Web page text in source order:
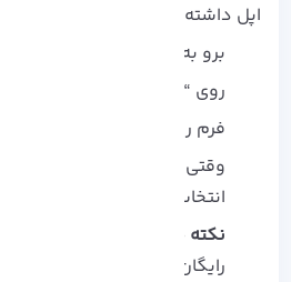
اپل داشته باشی.
برو به سایت
روی “Create Your Apple ID” کلیک کن.
فرم رو پر کن: اسم، ایمیل،
انتخاب کن تا پولی ازت کم نشه.
نکته مهم:
رایگان باشه و بعد ها اگر